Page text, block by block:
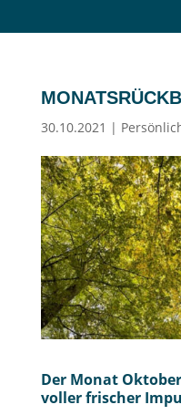
30.10.2021 |
Der Monat
voller frischer